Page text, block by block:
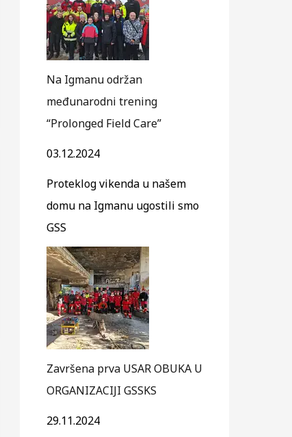
Na Igmanu održan
međunarodni trening
“Prolonged Field Care”
03.12.2024
Proteklog vikenda u našem
domu na Igmanu ugostili smo
GSS
Završena prva USAR OBUKA U
ORGANIZACIJI GSSKS
29.11.2024